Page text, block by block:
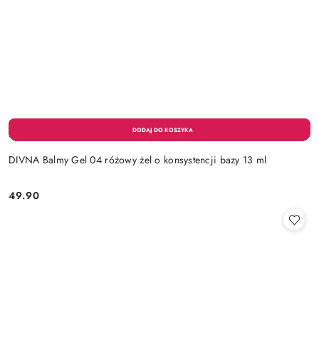
DIVNA Balmy Gel 04 różowy żel o konsystencji bazy 13 ml
Cena:
49.90